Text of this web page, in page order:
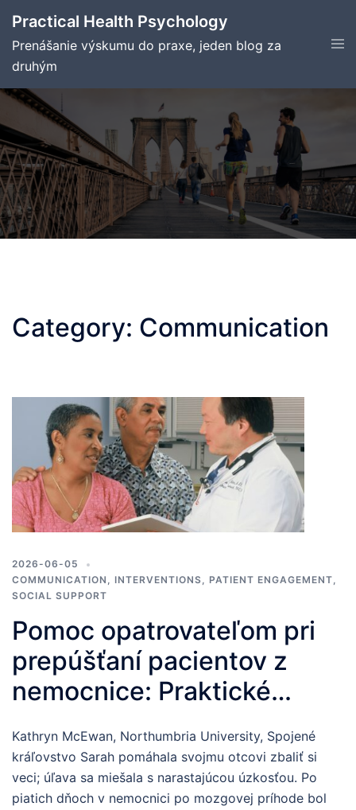
content
Practical Health Psychology
Prenášanie výskumu do praxe, jeden blog za
druhým
Category: Communication
2026-06-05
COMMUNICATION , INTERVENTIONS, PATIENT ENGAGEMENT,
SOCIAL SUPPORT
Pomoc opatrovateľom pri
prepúšťaní pacientov z
nemocnice: Praktické
Kathryn McEwan, Northumbria University, Spojené
kráľovstvo Sarah pomáhala svojmu otcovi zbaliť si
veci; úľava sa miešala s narastajúcou úzkosťou. Po
piatich dňoch v nemocnici po mozgovej príhode bol